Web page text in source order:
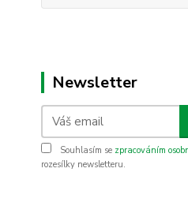
Newsletter
Souhlasím se zpracováním
rozesílky newsletteru.